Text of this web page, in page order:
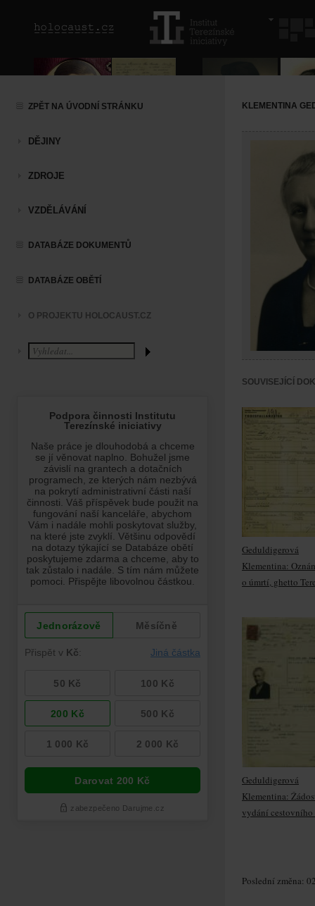
ZPĚT NA ÚVODNÍ STRÁNKU
DĚJINY
ZDROJE
VZDĚLÁVÁNÍ
DATABÁZE DOKUMENTŮ
DATABÁZE OBĚTÍ
O PROJEKTU HOLOCAUST.CZ
KLEMENTINA
SOUVISEJÍCÍ
Geduldigerová
Klementina:
o úmrtí, ghetto
Geduldigerová
Klementina:
vydání cestovního
Poslední změna: